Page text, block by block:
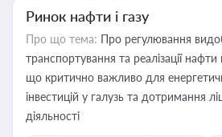
Ринок нафти і газу
Про що тема: Про регулювання
транспортування та реалізації
що критично важливо для
інвестицій у галузь та дотримання
діяльності